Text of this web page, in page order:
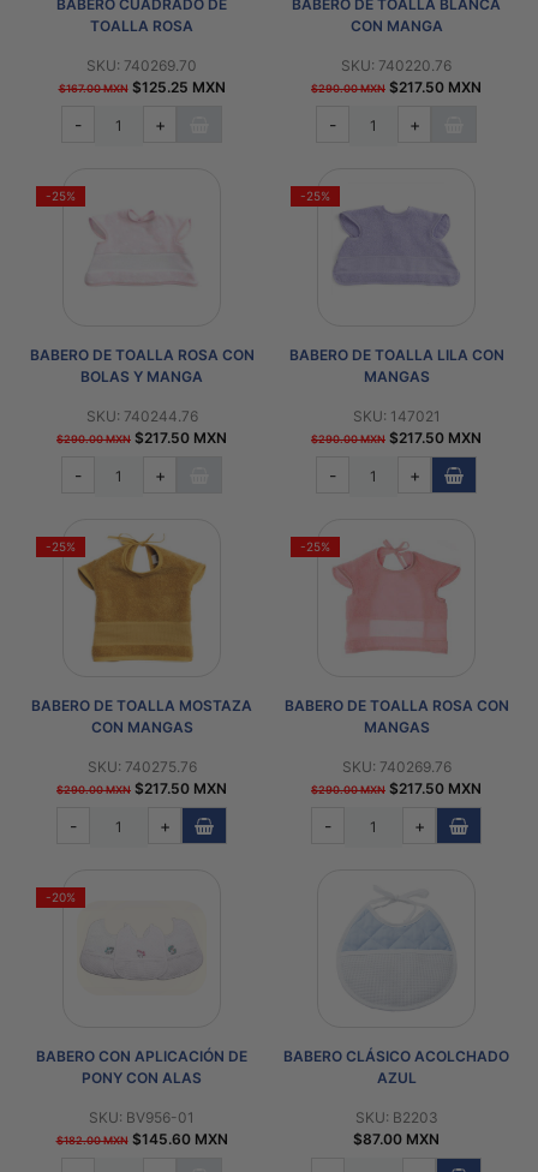
BABERO CUADRADO DE
TOALLA ROSA
SKU: 740269.70
$167.00 MXN$125.25 MXN
- +
BABERO DE TOALLA BLANCA
CON MANGA
SKU: 740220.76
$290.00 MXN $217.50 MXN
- +
-25%
BABERO DE TOALLA ROSA CON
BOLAS Y MANGA
SKU: 740244.76
$290.00 MXN $217.50 MXN
- +
-25%
BABERO DE TOALLA LILA CON
MANGAS
SKU: 147021
$290.00 MXN $217.50 MXN
- +
-25%
BABERO DE TOALLA MOSTAZA
CON MANGAS
SKU: 740275.76
$290.00 MXN $217.50 MXN
- +
-25%
BABERO DE TOALLA ROSA CON
MANGAS
SKU: 740269.76
$290.00 MXN $217.50 MXN
- +
-20%
BABERO CON APLICACIÓN DE
PONY CON ALAS
SKU: BV956-01
$182.00 MXN$145.60 MXN
BABERO CLÁSICO ACOLCHADO
AZUL
SKU: B2203
$87.00 MXN